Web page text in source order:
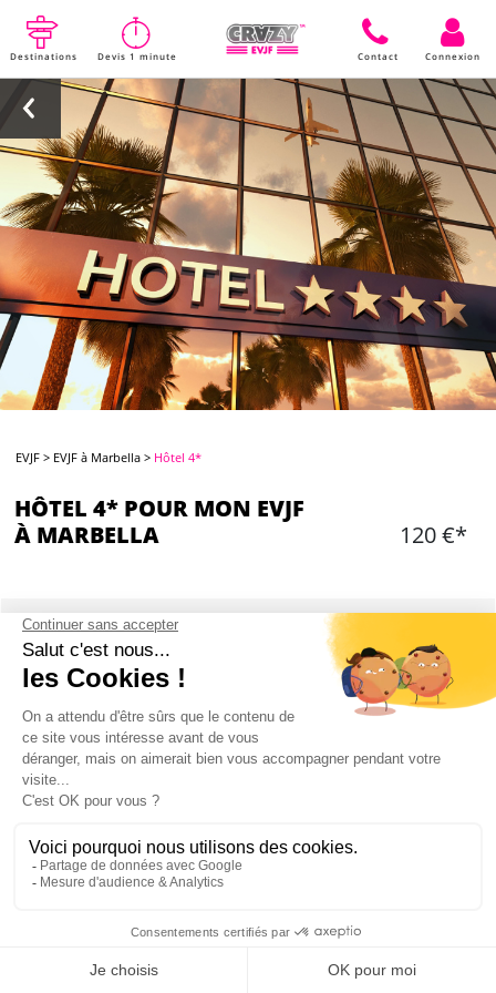
Destinations Devis 1 minute Contact Connexion
EVJF > EVJF à Marbella > Hôtel 4*
HÔTEL 4* POUR MON EVJF
À MARBELLA
120 €*
CONTENU
Plusieurs chambres dans un hôtel 4*
Chambres pour 2, 3 ou 4 personnes
Check in: début après-midi
Check out: fin de matinée
Draps et serviettes fournis
Mon EVJF à Marbella